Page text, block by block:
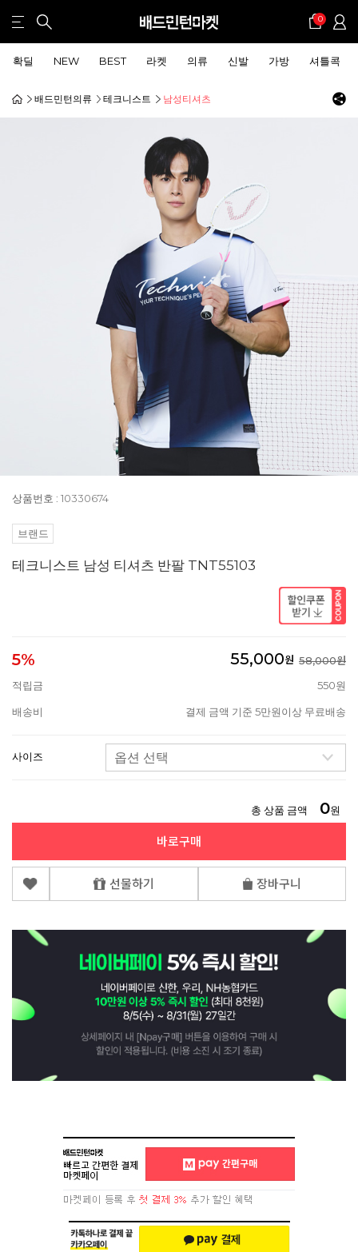
0
확딜 NEW BEST 라켓 의류 신발 가방 셔틀콕
배드민턴의류 테크니스트 남성티셔츠
상품번호 : 10330674
브랜드
테크니스트 남성 티셔츠 반팔 TNT55103
5% 55,000원 58,000원
적립금
550원
배송비 결제 금액 기준 5만원이상 무료배송
사이즈
총 상품 금액 0원
바로구매
선물하기 장바구니